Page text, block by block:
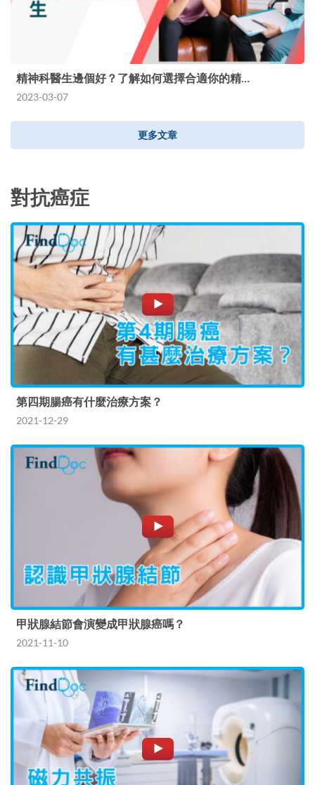
精神科醫生邊個好？了解如何選擇合適你的精…
2023-03-07
更多文章
對抗癌症
第四期腸癌有什麼治療方案？
2021-12-29
甲狀腺結節會演變成甲狀腺癌嗎？
2021-11-10